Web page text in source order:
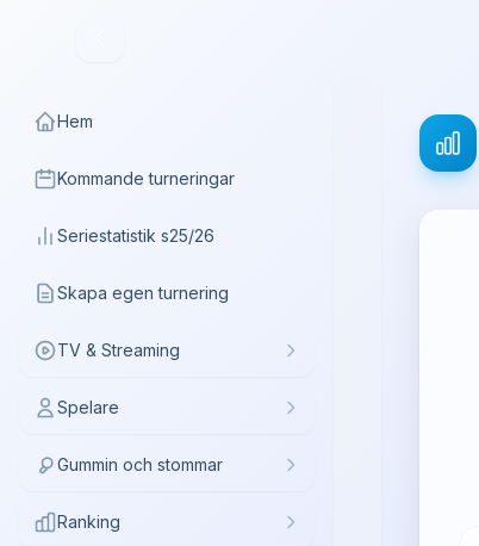
Hem
Kommande turneringar
Seriestatistik s25/26
Skapa egen turnering
TV & Streaming
Spelare
Gummin och stommar
Ranking